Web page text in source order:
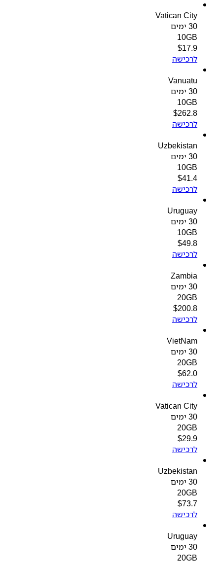
Vatican City
10GB
$17.9
לרכישה
Vanuatu
10GB
$262.8
לרכישה
Uzbekistan
10GB
$41.4
לרכישה
Uruguay
10GB
$49.8
לרכישה
Zambia
20GB
$200.8
לרכישה
VietNam
20GB
$62.0
לרכישה
Vatican City
20GB
$29.9
לרכישה
Uzbekistan
20GB
$73.7
לרכישה
Uruguay
20GB